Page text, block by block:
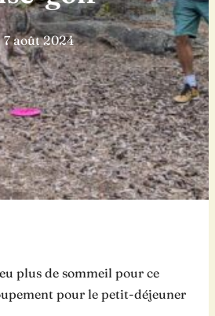
7 août 2024
plus de sommeil pour ce
pour le petit-déjeuner